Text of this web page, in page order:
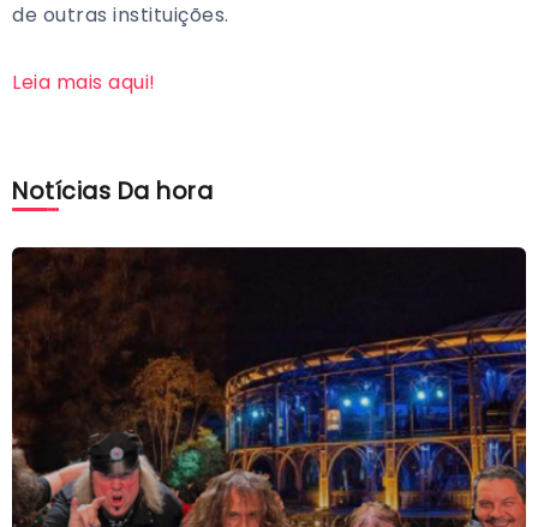
de outras instituições.
Leia mais aqui!
Notícias Da hora